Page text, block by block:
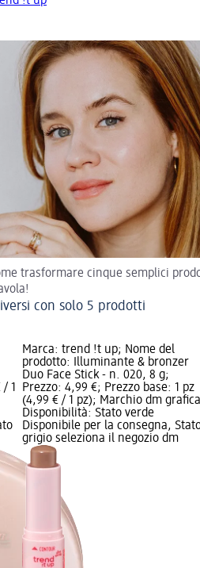
trasformare cinque semplici
con solo 5 prodotti
1
Marca: trend !t up; Nome del
prodotto: Illuminante & bronzer
Duo Face Stick - n. 020, 8 g;
Prezzo: 4,99 €; Prezzo base: 1 pz
(4,99 € / 1 pz); Marchio dm
Disponibilità: Stato verde
Disponibile per la consegna,
grigio seleziona il negozio dm